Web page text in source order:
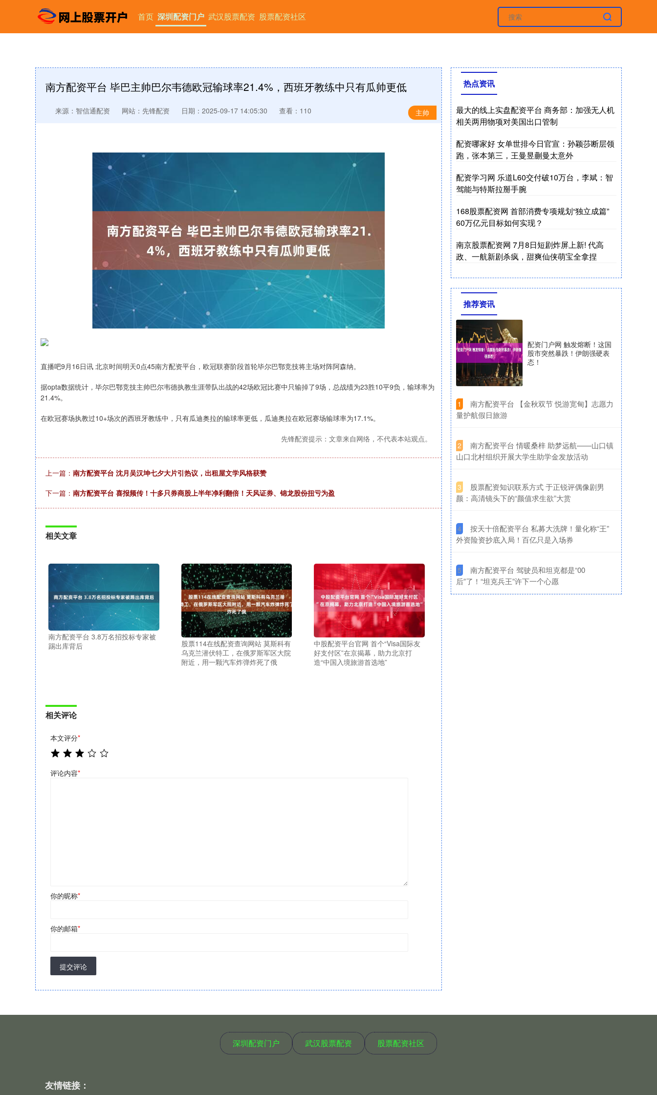
首页 深圳配资门户 武汉股票配资 股票配资社区
南方配资平台 毕巴主帅巴尔韦德欧冠输球率21.4%，西班牙教练中只有瓜帅更低
主帅
来源：智信通配资 网站：先锋配资 日期：2025-09-17 14:05:30 查看：110
直播吧9月16日讯 北京时间明天0点45南方配资平台，欧冠联赛阶段首轮毕尔巴鄂竞技将主场对阵阿森纳。
据opta数据统计，毕尔巴鄂竞技主帅巴尔韦德执教生涯带队出战的42场欧冠比赛中只输掉了9场，总战绩为23胜10平9负，输球率为
21.4%。
在欧冠赛场执教过10+场次的西班牙教练中，只有瓜迪奥拉的输球率更低，瓜迪奥拉在欧冠赛场输球率为17.1%。
先锋配资提示：文章来自网络，不代表本站观点。
上一篇： 南方配资平台 沈月吴汉坤七夕大片引热议，出租屋文学风格获赞
下一篇： 南方配资平台 喜报频传！十多只券商股上半年净利翻倍！天风证券、锦龙股份扭亏为盈
相关文章
南方配资平台 3.8万名招投标专家被
踢出库背后
股票114在线配资查询网站 莫斯科有
乌克兰潜伏特工，在俄罗斯军区大院
附近，用一颗汽车炸弹炸死了俄
中股配资平台官网 首个“Visa国际友
好支付区”在京揭幕，助力北京打
造“中国入境旅游首选地”
相关评论
本文评分*
评论内容*
你的昵称*
你的邮箱*
提交评论
热点资讯
最大的线上实盘配资平台 商务部：加强无人机
相关两用物项对美国出口管制
配资哪家好 女单世排今日官宣：孙颖莎断层领
跑，张本第三，王曼昱蒯曼太意外
配资学习网 乐道L60交付破10万台，李斌：智
驾能与特斯拉掰手腕
168股票配资网 首部消费专项规划“独立成篇”
60万亿元目标如何实现？
南京股票配资网 7月8日短剧炸屏上新! 代高
政、一航新剧杀疯，甜爽仙侠萌宝全拿捏
推荐资讯
配资门户网 触发熔断！这国
股市突然暴跌！伊朗强硬表
态！
1
​南方配资平台 【金秋双节 悦游宽甸】志愿力
量护航假日旅游
2
​南方配资平台 情暖桑梓 助梦远航——山口镇
山口北村组织开展大学生助学金发放活动
3
​股票配资知识联系方式 于正锐评偶像剧男
颜：高清镜头下的“颜值求生欲”大赏
4
​按天十倍配资平台 私募大洗牌！量化称“王”
外资险资抄底入局！百亿只是入场券
5
​南方配资平台 驾驶员和坦克都是“00
后”了！“坦克兵王”许下一个心愿
深圳配资门户 武汉股票配资 股票配资社区
友情链接：